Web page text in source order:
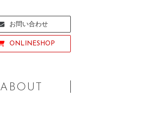
お問い合わせ
ONLINESHOP
ABOUT